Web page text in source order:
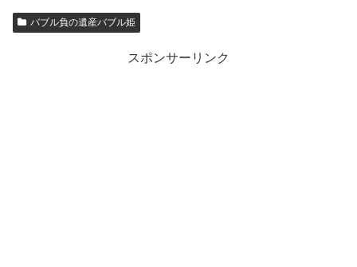
バブル負の遺産バブル姫
スポンサーリンク